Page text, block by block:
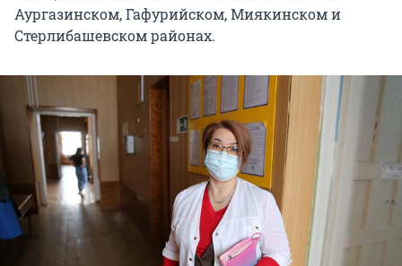
Аургазинском, Гафурийском, Миякинском и
Стерлибашевском районах.